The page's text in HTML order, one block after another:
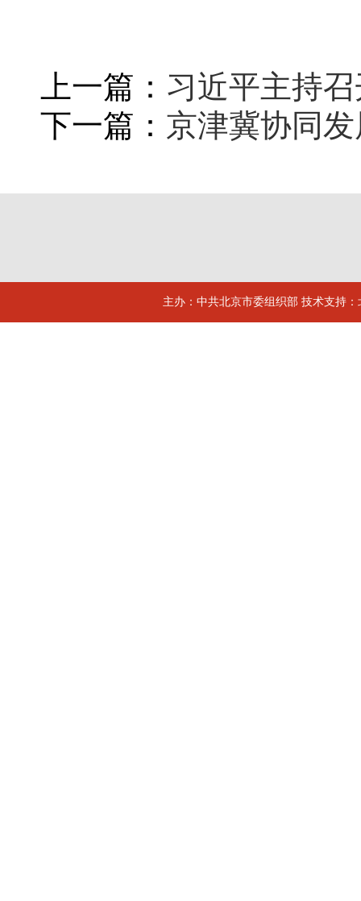
上一篇： 习近平主持
下一篇： 京津冀协同
主办：中共北京市委组织部 技术支持